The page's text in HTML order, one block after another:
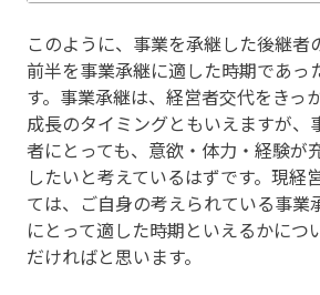
このように、事業を承継した後継者
前半を事業承継に適した時期であっ
す。事業承継は、経営者交代をきっ
成長のタイミングともいえますが、
者にとっても、意欲・体力・経験が
したいと考えているはずです。現経
ては、ご自身の考えられている事業
にとって適した時期といえるかにつ
だければと思います。